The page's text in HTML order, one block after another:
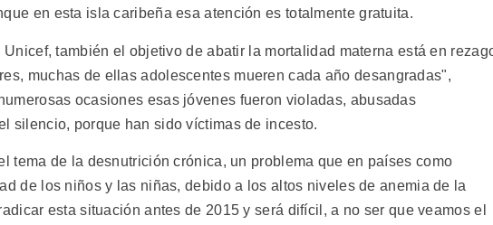
en esta isla caribeña esa atención es totalmente gratuita.
también el objetivo de abatir la mortalidad materna está en
muchas de ellas adolescentes mueren cada año desangradas",
ocasiones esas jóvenes fueron violadas, abusadas
silencio, porque han sido víctimas de incesto.
tema de la desnutrición crónica, un problema que en países como
de los niños y las niñas, debido a los altos niveles de anemia de la
esta situación antes de 2015 y será difícil, a no ser que veamos el